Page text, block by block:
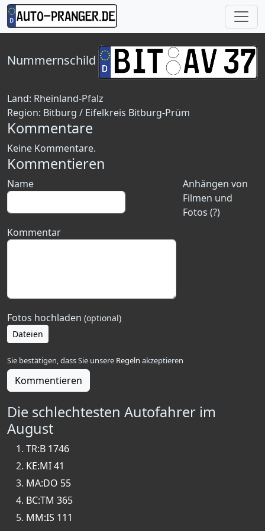
Nummernschild
Land: Rheinland-Pfalz
Region: Bitburg / Eifelkreis Bitburg-Prüm
Kommentare
Keine Kommentare.
Kommentieren
Anhängen von
Filmen und
Fotos (?)
Name
Kommentar
Fotos hochladen (optional)
Dateien
Sie bestätigen, dass Sie unsere Regeln akzeptieren
Kommentieren
Die schlechtesten Autofahrer im
August
TR:B 1746
KE:MI 41
MA:DO 55
BC:TM 365
MM:IS 111